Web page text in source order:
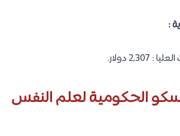
:
دولار.
الحكومية لعلم النفس